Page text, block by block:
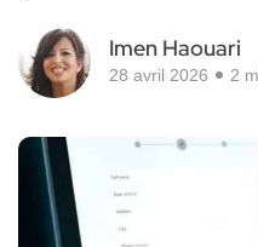
Imen Haouari
28 avril 2026 2